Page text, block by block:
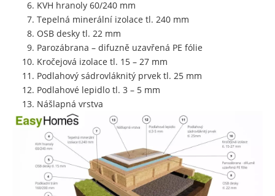
KVH hranoly 60/240 mm
Tepelná minerální izolace tl. 240 mm
OSB desky tl. 22 mm
Parozábrana – difuzně uzavřená PE fólie
Kročejová izolace tl. 15 – 27 mm
Podlahový sádrovláknitý prvek tl. 25 mm
Podlahové lepidlo tl. 3 – 5 mm
Nášlapná vrstva